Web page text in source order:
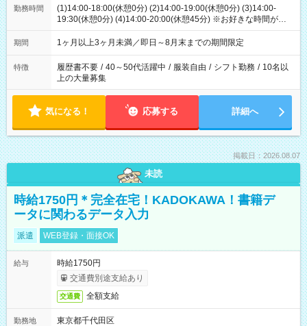
勤務時間
(1)14:00-18:00(休憩0分) (2)14:00-19:00(休憩0分) (3)14:00-
19:30(休憩0分) (4)14:00-20:00(休憩45分) ※お好きな時間が選べ
ます
期間 1ヶ月以上3ヶ月未満／即日～8月末までの期間限定
特徴 履歴書不要 / 40～50代活躍中 / 服装自由 / シフト勤務 / 10名以
上の大量募集
気になる！ 応募する 詳細へ
掲載日：2026.08.07
未読
時給1750円＊完全在宅！KADOKAWA！書籍デ
ータに関わるデータ入力
派遣 WEB登録・面接OK
給与
時給1750円
交通費別途支給あり
交通費 全額支給
勤務地
東京都千代田区